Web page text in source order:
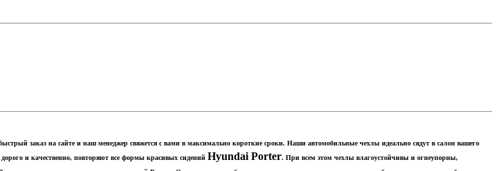
заказ на сайте и наш менеджер свяжется с вами в максимально короткие сроки. Наши автомобильные чехлы идеально сядут в салон вашего
и качественно, повторяют все формы красивых сидений Hyundai Porter. При всем этом чехлы влагоустойчивы и огнеупорны,